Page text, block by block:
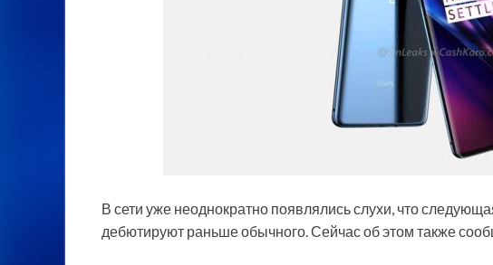
В сети уже неоднократно появлялись слухи, что
дебютируют раньше обычного. Сейчас об этом также